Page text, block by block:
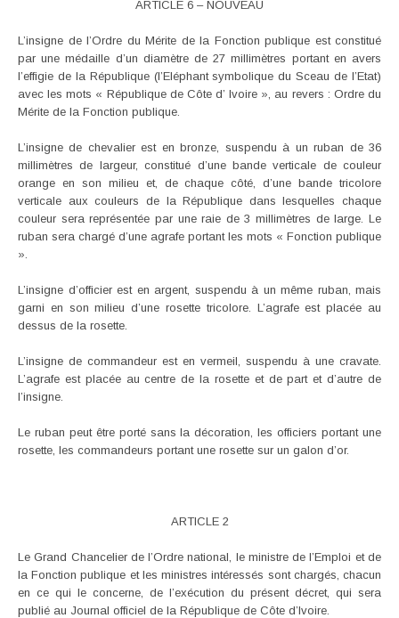
ARTICLE 6 – NOUVEAU
L’insigne de l’Ordre du Mérite de la Fonction publique est constitué
par une médaille d’un diamètre de 27 millimètres portant en avers
l’effigie de la République (l’Eléphant symbolique du Sceau de l’Etat)
avec les mots « République de Côte d’ Ivoire », au revers : Ordre du
Mérite de la Fonction publique.
L’insigne de chevalier est en bronze, suspendu à un ruban de 36
millimètres de largeur, constitué d’une bande verticale de couleur
orange en son milieu et, de chaque côté, d’une bande tricolore
verticale aux couleurs de la République dans lesquelles chaque
couleur sera représentée par une raie de 3 millimètres de large. Le
ruban sera chargé d’une agrafe portant les mots « Fonction publique
».
L’insigne d’officier est en argent, suspendu à un même ruban, mais
garni en son milieu d’une rosette tricolore. L’agrafe est placée au
dessus de la rosette.
L’insigne de commandeur est en vermeil, suspendu à une cravate.
L’agrafe est placée au centre de la rosette et de part et d’autre de
l’insigne.
Le ruban peut être porté sans la décoration, les officiers portant une
rosette, les commandeurs portant une rosette sur un galon d’or.
ARTICLE 2
Le Grand Chancelier de l’Ordre national, le ministre de l’Emploi et de
la Fonction publique et les ministres intéressés sont chargés, chacun
en ce qui le concerne, de l’exécution du présent décret, qui sera
publié au Journal officiel de la République de Côte d’Ivoire.